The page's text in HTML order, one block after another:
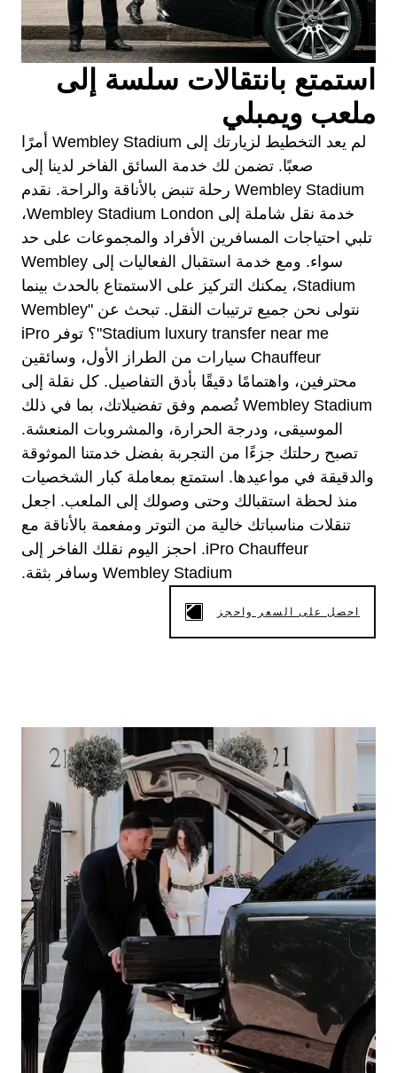
استمتع بانتقالات سلسة إلى
ملعب ويمبلي
لم يعد التخطيط لزيارتك إلى Wembley Stadium أمرًا
صعبًا. تضمن لك خدمة السائق الفاخر لدينا إلى
Wembley Stadium رحلة تنبض بالأناقة والراحة. نقدم
خدمة نقل شاملة إلى Wembley Stadium London،
تلبي احتياجات المسافرين الأفراد والمجموعات على حد
سواء. ومع خدمة استقبال الفعاليات إلى Wembley
Stadium، يمكنك التركيز على الاستمتاع بالحدث بينما
نتولى نحن جميع ترتيبات النقل. تبحث عن "Wembley
Stadium luxury transfer near me"؟ توفر iPro
Chauffeur سيارات من الطراز الأول، وسائقين
محترفين، واهتمامًا دقيقًا بأدق التفاصيل. كل نقلة إلى
Wembley Stadium تُصمم وفق تفضيلاتك، بما في ذلك
الموسيقى، ودرجة الحرارة، والمشروبات المنعشة.
تصبح رحلتك جزءًا من التجربة بفضل خدمتنا الموثوقة
والدقيقة في مواعيدها. استمتع بمعاملة كبار الشخصيات
منذ لحظة استقبالك وحتى وصولك إلى الملعب. اجعل
تنقلات مناسباتك خالية من التوتر ومفعمة بالأناقة مع
iPro Chauffeur. احجز اليوم نقلك الفاخر إلى
Wembley Stadium وسافر بثقة.
احصل على السعر واحجز